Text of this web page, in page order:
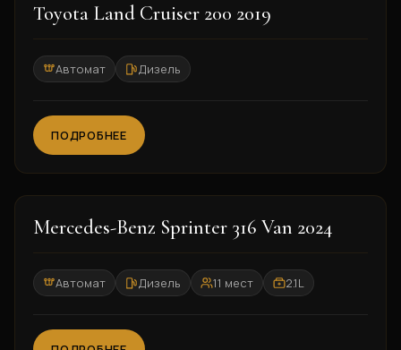
Toyota Land Cruiser 200 2019
Автомат Дизель
ПОДРОБНЕЕ
Mercedes-Benz Sprinter 316 Van 2024
Автомат Дизель 11 мест 2.1L